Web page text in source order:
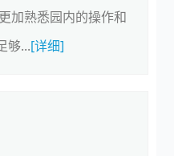
加熟悉园内的操作和
够...[详细]